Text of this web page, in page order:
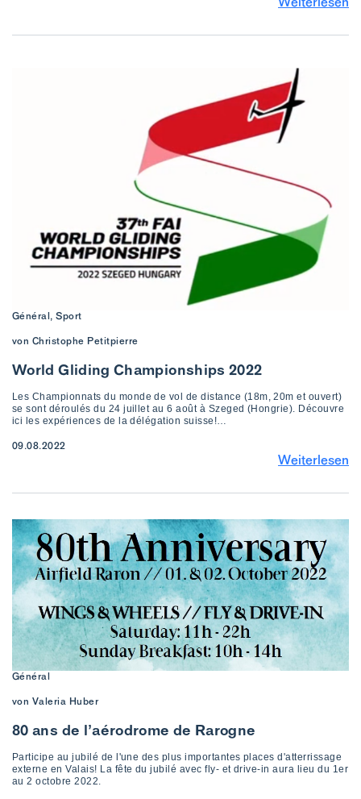
Général, Sport
von Christophe Petitpierre
World Gliding Championships 2022
Les Championnats du monde de vol de distance (18m, 20m et ouvert)
se sont déroulés du 24 juillet au 6 août à Szeged (Hongrie). Découvre
ici les expériences de la délégation suisse!…
09.08.2022
Weiterlesen
Général
von Valeria Huber
80 ans de l’aérodrome de Rarogne
Participe au jubilé de l'une des plus importantes places d'atterrissage
externe en Valais! La fête du jubilé avec fly- et drive-in aura lieu du 1er
au 2 octobre 2022.